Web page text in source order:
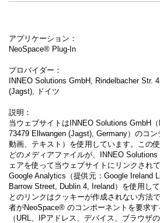
アプリケーション：
NeoSpace® Plug-In
プロバイダー：
INNEO Solutions GmbH, Rindelbacher Str.
(Jagst), ドイツ
説明：
当ウェブサイトはINNEO Solutions GmbH
73479 Ellwangen (Jagst), Germany）のコン
動画、テキスト）を使用しています。この
どのメディアファイルが、INNEO
ェアを使って当ウェブサイトにリンクされ
Google Analytics（提供元：Google Ireland
Barrow Street, Dublin 4, Ireland）を使用し
とのリンクはクッキーが作成されない方法
者がNeoSpace® のコンポーネントを要求
（URL、IPアドレス、デバイス、ブラウザ